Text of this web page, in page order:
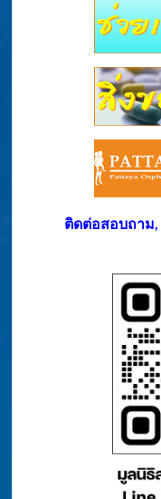
ติดต่อสอบถาม,